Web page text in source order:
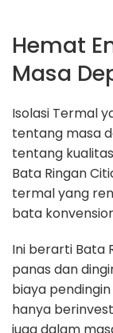
Hemat
Masa
Isolasi Termal
tentang masa
tentang
Bata Ringan
termal yang
bata
Ini berarti Bata
panas dan
biaya
hanya